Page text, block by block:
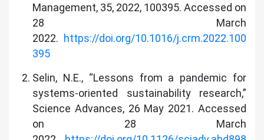
Management, 35, 2022, 100395. Accessed on
28 March
2022. https://doi.org/10.1016/j.crm.2022.100
395
Selin, N.E., “Lessons from a pandemic for
systems-oriented sustainability research,”
Science Advances, 26 May 2021. Accessed
on 28 March